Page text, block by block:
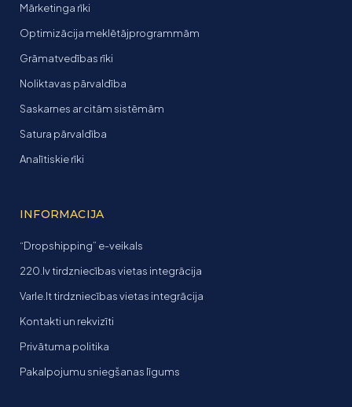
Mārketinga rīki
Optimizācija meklētājprogrammām
Grāmatvedības rīki
Noliktavas pārvaldība
Saskarnes ar citām sistēmām
Satura pārvaldība
Analītiskie rīki
INFORMACIJA
“Dropshipping” e-veikals
220.lv tirdzniecības vietas integrācija
Varle.lt tirdzniecības vietas integrācija
Kontakti un rekvizīti
Privātuma politika
Pakalpojumu sniegšanas līgums